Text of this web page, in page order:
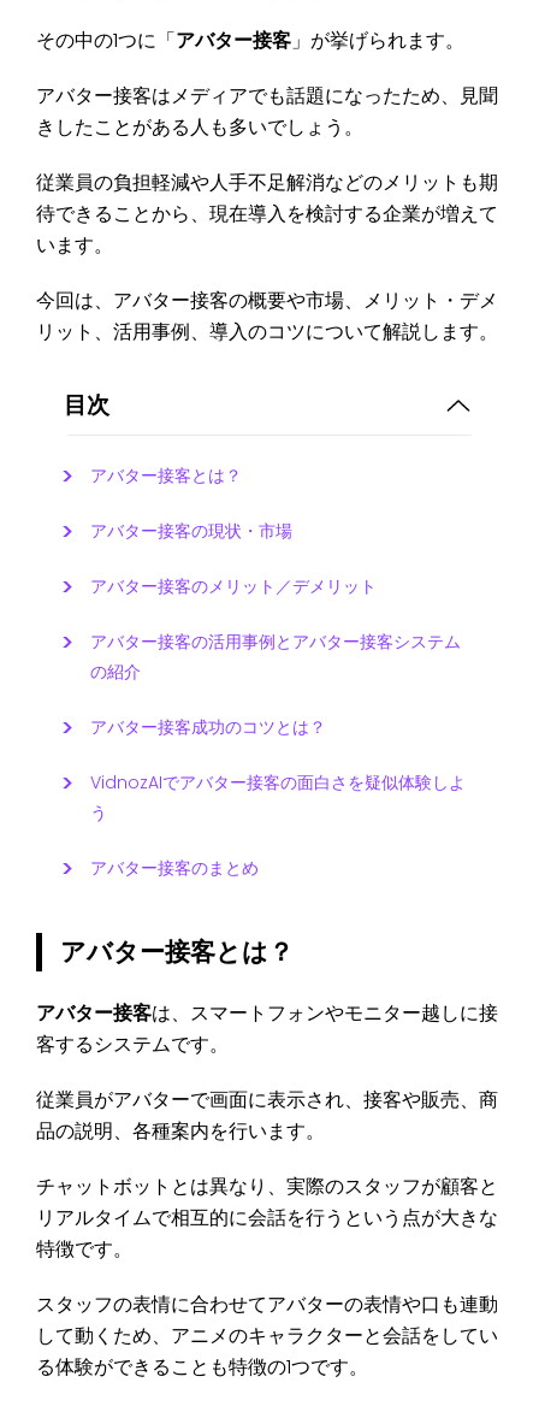
その中の1つに「アバター接客」が挙げられます。
アバター接客はメディアでも話題になったため、見聞
きしたことがある人も多いでしょう。
従業員の負担軽減や人手不足解消などのメリットも期
待できることから、現在導入を検討する企業が増えて
います。
今回は、アバター接客の概要や市場、メリット・デメ
リット、活用事例、導入のコツについて解説します。
目次
アバター接客とは？
アバター接客の現状・市場
アバター接客のメリット／デメリット
アバター接客の活用事例とアバター接客システム
の紹介
アバター接客成功のコツとは？
VidnozAIでアバター接客の面白さを疑似体験しよ
う
アバター接客のまとめ
アバター接客とは？
アバター接客は、スマートフォンやモニター越しに接
客するシステムです。
従業員がアバターで画面に表示され、接客や販売、商
品の説明、各種案内を行います。
チャットボットとは異なり、実際のスタッフが顧客と
リアルタイムで相互的に会話を行うという点が大きな
特徴です。
スタッフの表情に合わせてアバターの表情や口も連動
して動くため、アニメのキャラクターと会話をしてい
る体験ができることも特徴の1つです。